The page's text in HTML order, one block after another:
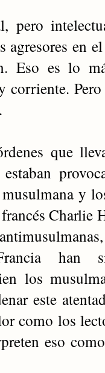
pero
agresores en
Eso es lo
Pero
que
y
Charlie
han
los
este
como los
eso